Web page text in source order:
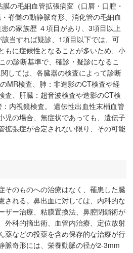
の毛細血管拡張病変（口唇・口腔・
脊髄の動静脈奇形、消化管の毛細血
の家族歴 ４項目があり、3項目以上
当すれば疑診、1項目以下では、可
もに症候性となることが多いため、小
の診断基準で、確診・疑診になるこ
しては、各臓器の検査によって診断
MR検査、肺：非造影のCT検査や経
査、肝臓：超音波検査や造影のCT検
内視鏡検査。 遺伝性出血性末梢血管
児の場合、無症状であっても、遺伝子
拡張症が否定されない限り、その可能
そのものへの治療はなく、罹患した臓
される。鼻出血に対しては、内科的な
ザー治療、粘膜置換法、鼻腔閉鎖術が
外科的摘出術、血管内治療、定位放射
薬などの投薬を含め保存的な治療が行
脈奇形には、栄養動脈の径が2-3mm